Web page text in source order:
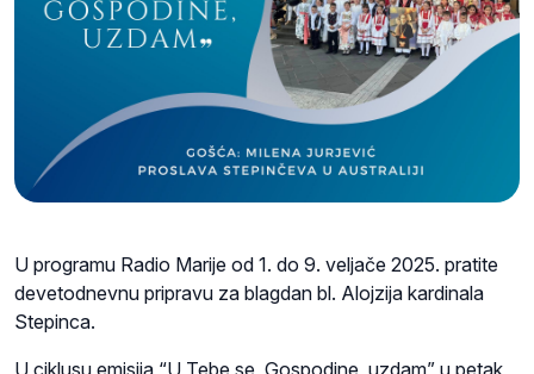
U programu Radio Marije od 1. do 9. veljače 2025. pratite
devetodnevnu pripravu za blagdan bl. Alojzija kardinala
Stepinca.
U ciklusu emisija “U Tebe se, Gospodine, uzdam” u petak